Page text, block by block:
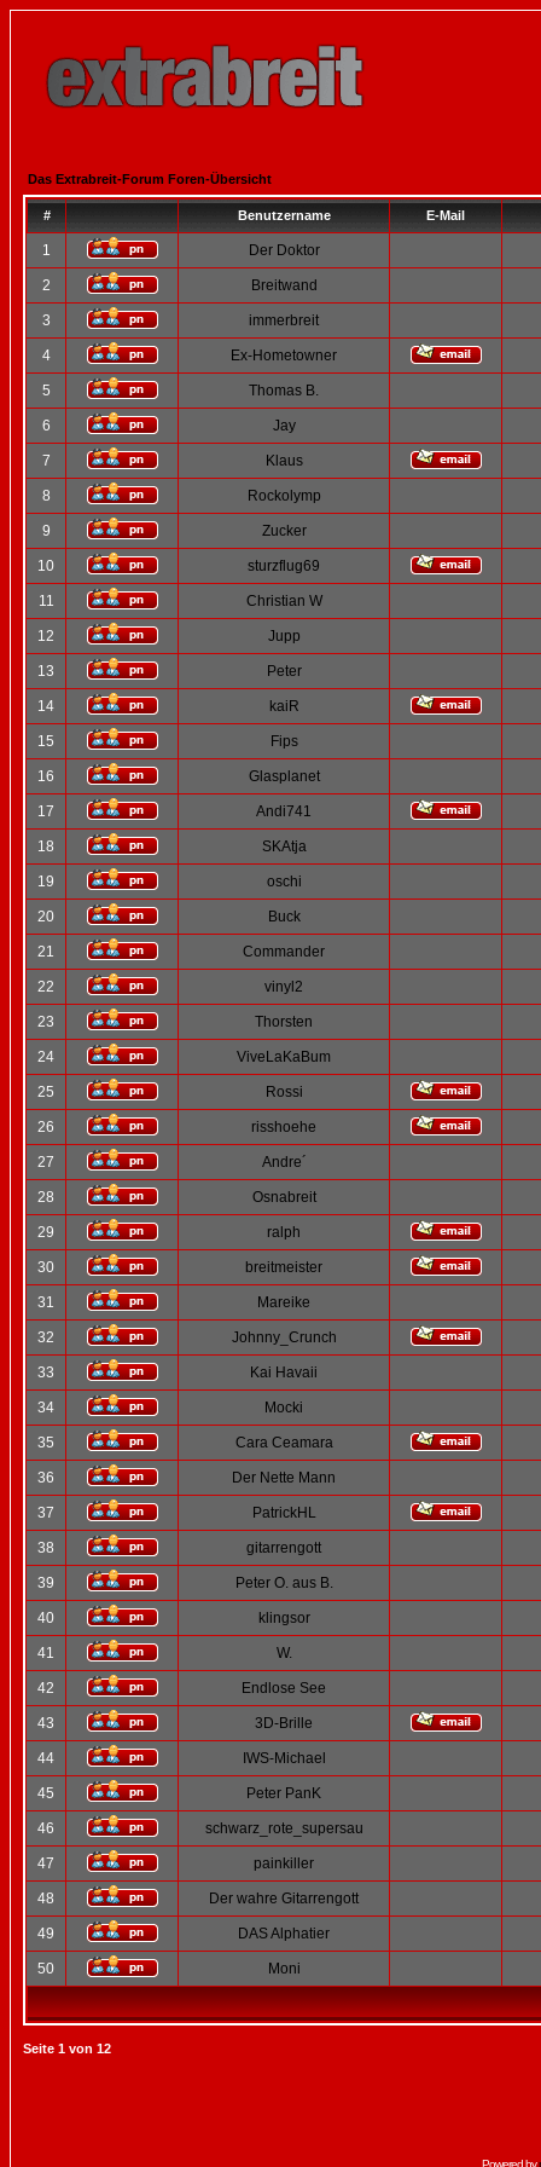
Das Extrabreit-Forum Foren-Übersicht
# Benutzername E-Mail
1 Der Doktor
2 Breitwand
3 immerbreit
4 Ex-Hometowner
5 Thomas B.
6 Jay
7 Klaus
8 Rockolymp
9 Zucker
10 sturzflug69
11 Christian W
12 Jupp
13 Peter
14 kaiR
15 Fips
16 Glasplanet
17 Andi741
18 SKAtja
19 oschi
20 Buck
21 Commander
22 vinyl2
23 Thorsten
24 ViveLaKaBum
25 Rossi
26 risshoehe
27 Andre´
28 Osnabreit
29 ralph
30 breitmeister
31 Mareike
32 Johnny_Crunch
33 Kai Havaii
34 Mocki
35 Cara Ceamara
36 Der Nette Mann
37 PatrickHL
38 gitarrengott
39 Peter O. aus B.
40 klingsor
41 W.
42 Endlose See
43 3D-Brille
44 IWS-Michael
45 Peter PanK
46 schwarz_rote_supersau
47 painkiller
48 Der wahre Gitarrengott
49 DAS Alphatier
50 Moni
Seite 1 von 12
Powered by